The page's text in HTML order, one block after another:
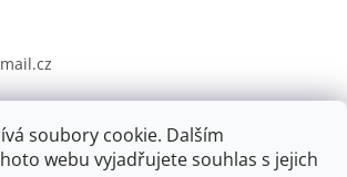
soubory cookie. Dalším
webu vyjadřujete souhlas s jejich